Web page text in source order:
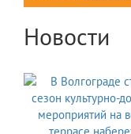
Новости